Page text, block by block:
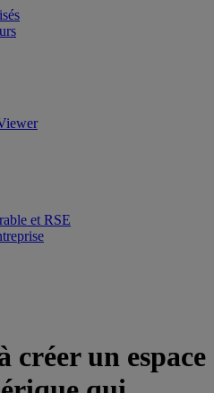
et RSE
créer un espace